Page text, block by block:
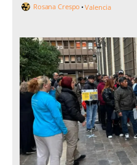
Rosana Crespo Valencia